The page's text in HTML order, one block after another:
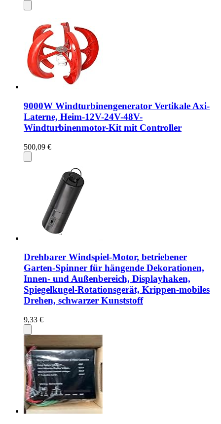
9000W Windturbinengenerator Vertikale Axi-
Laterne, Heim-12V-24V-48V-
Windturbinenmotor-Kit mit Controller
500,09 €
Drehbarer Windspiel-Motor, betriebener
Garten-Spinner für hängende Dekorationen,
Innen- und Außenbereich, Displayhaken,
Spiegelkugel-Rotationsgerät, Krippen-mobiles
Drehen, schwarzer Kunststoff
9,33 €